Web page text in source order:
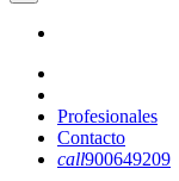
Profesionales
Contacto
call900649209